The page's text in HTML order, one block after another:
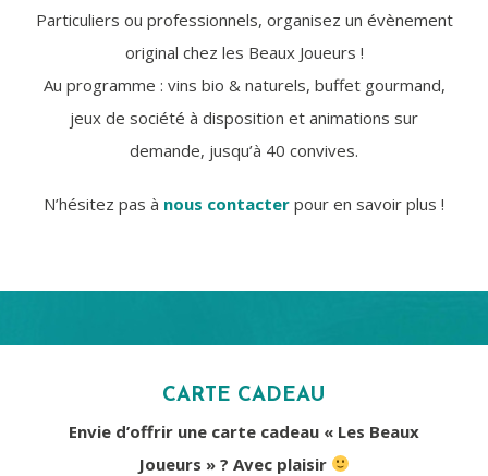
Particuliers ou professionnels, organisez un évènement
original chez les Beaux Joueurs !
Au programme : vins bio & naturels, buffet gourmand,
jeux de société à disposition et animations sur
demande, jusqu’à 40 convives.
N’hésitez pas à nous contacter pour en savoir plus !
CARTE CADEAU
Envie d’offrir une carte cadeau « Les Beaux
Joueurs » ? Avec plaisir